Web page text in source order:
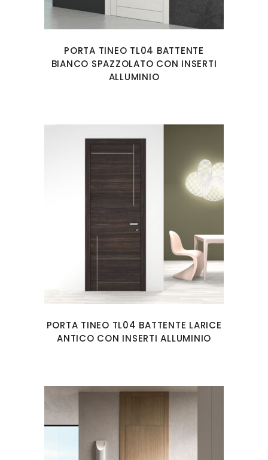
PORTA TINEO TL04 BATTENTE
BIANCO SPAZZOLATO CON INSERTI
ALLUMINIO
PORTA TINEO TL04 BATTENTE LARICE
ANTICO CON INSERTI ALLUMINIO